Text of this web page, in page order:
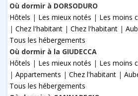
Où dormir à DORSODURO
Hôtels | Les mieux notés | Les moins
| Chez l'habitant | Chez l'habitant |
Tous les hébergements
Où dormir à la GIUDECCA
Hôtels | Les mieux notés | Les moins
| Appartements | Chez l'habitant |
Tous les hébergements